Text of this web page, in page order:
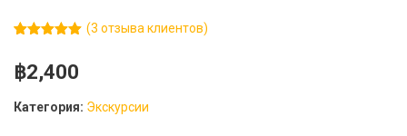
на основе
опроса
(3 отзыва клиентов)
฿2,400
Категория: Экскурсии